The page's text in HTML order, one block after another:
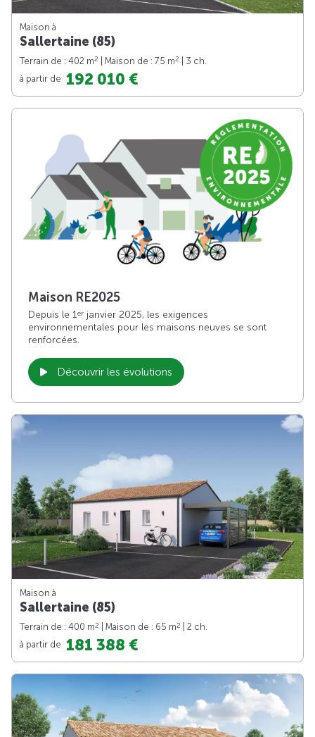
Maison à
Sallertaine (85)
Terrain de : 402 m2 | Maison de : 75 m2
| 3 ch.
à partir de 192 010 €
Maison RE2025
Depuis le 1er janvier 2025, les exigences
environnementales pour les maisons neuves se sont
renforcées.
Découvrir les évolutions
Maison à
Sallertaine (85)
Terrain de : 400 m2 | Maison de : 65 m2
| 2 ch.
à partir de 181 388 €